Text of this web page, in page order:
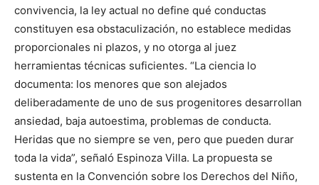
convivencia, la ley actual no define qué conductas
constituyen esa obstaculización, no establece medidas
proporcionales ni plazos, y no otorga al juez
herramientas técnicas suficientes. “La ciencia lo
documenta: los menores que son alejados
deliberadamente de uno de sus progenitores desarrollan
ansiedad, baja autoestima, problemas de conducta.
Heridas que no siempre se ven, pero que pueden durar
toda la vida”, señaló Espinoza Villa. La propuesta se
sustenta en la Convención sobre los Derechos del Niño,